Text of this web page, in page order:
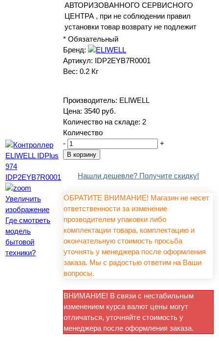
Увеличить
изображение
Где смотреть
модель
бытовой
техники?
АВТОРИЗОВАННОГО СЕРВИСНОГО
ЦЕНТРА , при не соблюдении правил
установки товар возврату не подлежит
* Обязательный
Бренд:
Артикул: IDP2EYB7R0001
Вес: 0.2 Кг
Производитель: ELIWELL
Цена: 3540 руб.
Количество на складе: 2
Количество
-
+
Нашли дешевле? Получите скидку!
ОБРАТИТЕ ВНИМАНИЕ! Магазин не несет
ответственности за изменение
прозводителем упаковки либо
комплектации товара, комплектацию и
окончательную стоимость просьба
уточнять у менеджера после оформления
заказа. Мы с радостью ответим на Ваши
вопросы.
ВНИМАНИЕ! В связи с нестабильным
изменением курса валют цены могут
отличаться, уточняйте стоимость у
менеджера после оформления заказа.